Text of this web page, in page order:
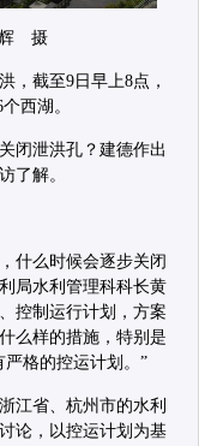
摄
，截至9日早上8点，
西湖。
闭泄洪孔？建德作出
了解。
什么时候会逐步关闭
局水利管理科科长黄
控制运行计划，方案
么样的措施，特别是
格的控运计划。”
江省、杭州市的水利
论，以控运计划为基